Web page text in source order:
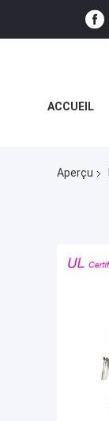
ACCUEIL
Aperçu